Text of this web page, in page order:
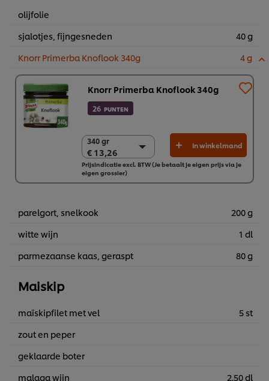
olijfolie
sjalotjes, fijngesneden
40 g
Knorr Primerba Knoflook 340g
4 g
Knorr Primerba Knoflook 340g
26 PUNTEN
340 gr
€ 13,26
340 gr
€ 13,26
2 x 340 gr
€ 26,51
In winkelmand
Prijsindicatie excl. BTW (Je betaalt je eigen prijs via je
eigen grossier)
parelgort, snelkook
200 g
witte wijn
1 dl
parmezaanse kaas, geraspt
80 g
Maiskip
maïskipfilet met vel
5 st
zout en peper
geklaarde boter
malaga wijn
2.50 dl